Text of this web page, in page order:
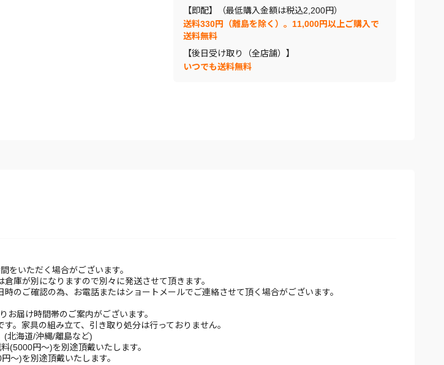
【即配】（最低購入金額は税込2,200円）
送料330円（離島を除く）。11,000円以上ご購入で
送料無料
【後日受け取り（全店舗）】
いつでも送料無料
をいただく場合がございます。
庫が別になりますので別々に発送させて頂きます。
のご確認の為、お電話またはショートメールでご連絡させて頂く場合がございます。
お届け時間帯のご案内がございます。
。家具の組み立て、引き取り処分は行っておりません。
(北海道/沖縄/離島など)
(5000円～)を別途頂戴いたします。
～)を別途頂戴いたします。